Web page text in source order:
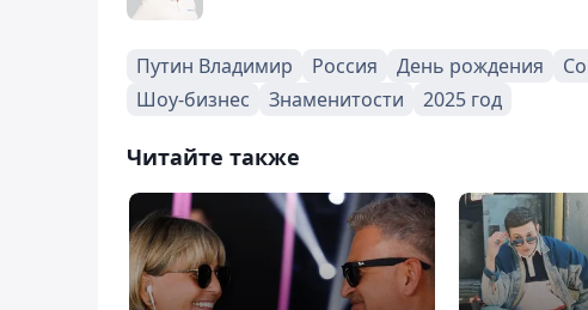
Путин Владимир Россия День рождения
Шоу-бизнес
Знаменитости 2025 год
Читайте также